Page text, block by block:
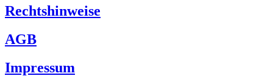
Rechtshinweise
AGB
Impressum